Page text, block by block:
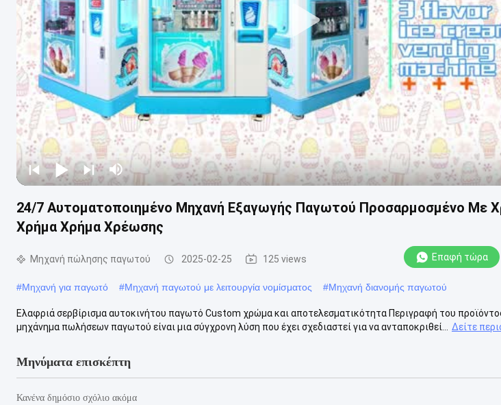
24/7 Αυτοματοποιημένο Μηχανή Εξαγωγής Παγωτού Προσαρμοσμένο Με
Χρήμα Χρήμα Χρέωσης
Μηχανή πώλησης παγωτού 2025-02-25 125 views Επαφή τώρα
#Μηχανή για παγωτό #Μηχανή παγωτού με λειτουργία νομίσματος #Μηχανή διανομής παγωτού
Ελαφριά σερβίρισμα αυτοκινήτου παγωτό Custom χρώμα και αποτελεσματικότητα Περιγραφή του
μηχάνημα πωλήσεων παγωτού είναι μια σύγχρονη λύση που έχει σχεδιαστεί για να ανταποκριθεί...
Δείτε
Μηνύματα επισκέπτη
Κανένα δημόσιο σχόλιο ακόμα